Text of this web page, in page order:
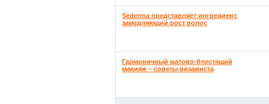
Sederma представляет ингредиент,
замедляющий рост волос
Гармоничный матово-блестящий
макияж – советы визажиста